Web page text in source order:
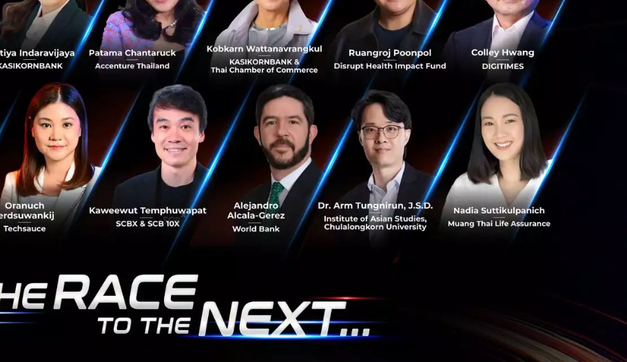
วนี้?
คือเทรนด์ที่กำลังมา โดย Deloitte Global ก็คาดการณ์ปีนี้อุปกรณ์ VR จะขายได้ถึง
รัฐฯ และ อีก 300 ล้านเหรียญสหรัฐฯ มาจากส่วนของคอนเทนต์ อย่างไรก็ตามยังคง
ำให้แพร่หลายได้จริงๆ นั้น ยังต้องปรับกันอีกมาก ตราบใดที่เทคโนโลยียังดูเป็นส่วน
ต้องใช้อุปกรณ์ในการเข้ามาช่วยเป็น Barrier ขั้นใหญ่ และความรู้สึกของการใช้
สียทีเดียว โดยในช่วงแรกนี้ VR ถูกนำไปใช้ในสายธุรกิจวีดีโอเกมที่เป็น Niche
า ส่วน Ant Financial Service กับบริการ VR Pay ก็เช่นกัน ยังคงถูกมองเหมือนเป็น
อยู่ ไม่ใช่แค่ว่ายังมี Barrier เพราะคนไม่ใช้ VR แต่รวมถึงเรื่องความปลอดภัยนั้นน่า
เมื่อเข้ามาใช้แล้วประสบการณ์ใช้งานง่ายแค่ไหนด้วย
FinTech Mobile Payment Virtual Reality Ant Financial Service Group